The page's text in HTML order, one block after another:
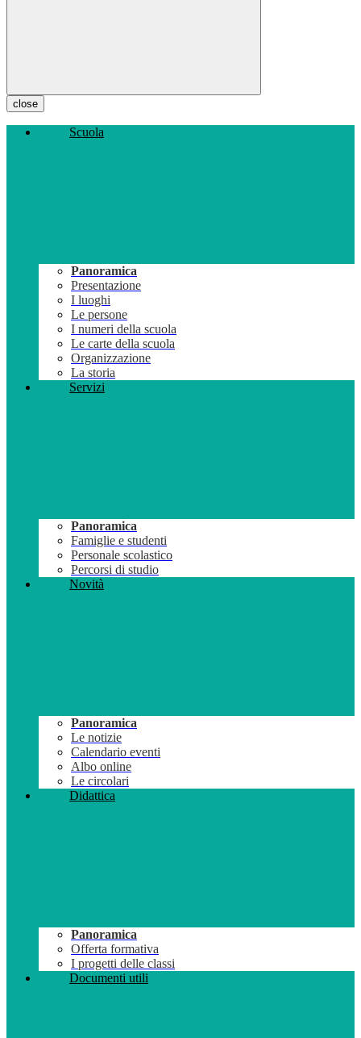
close
Scuola
Panoramica
Presentazione
I luoghi
Le persone
I numeri della scuola
Le carte della scuola
Organizzazione
La storia
Servizi
Panoramica
Famiglie e studenti
Personale scolastico
Percorsi di studio
Novità
Panoramica
Le notizie
Calendario eventi
Albo online
Le circolari
Didattica
Panoramica
Offerta formativa
I progetti delle classi
Documenti utili